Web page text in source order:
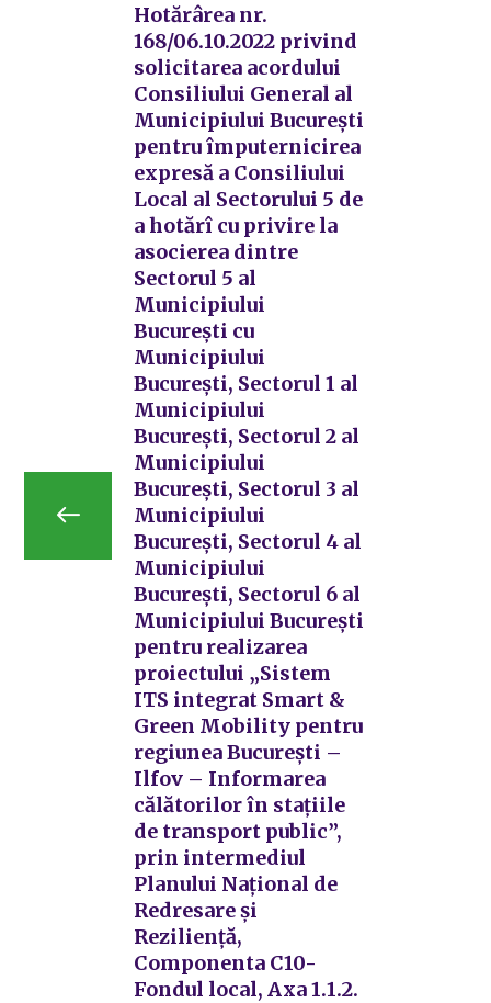
Hotărârea nr.
168/06.10.2022 privind
solicitarea acordului
Consiliului General al
Municipiului București
pentru împuternicirea
expresă a Consiliului
Local al Sectorului 5 de
a hotărî cu privire la
asocierea dintre
Sectorul 5 al
Municipiului
București cu
Municipiului
București, Sectorul 1 al
Municipiului
București, Sectorul 2 al
Municipiului
București, Sectorul 3 al
Municipiului
București, Sectorul 4 al
Municipiului
București, Sectorul 6 al
Municipiului București
pentru realizarea
proiectului „Sistem
ITS integrat Smart &
Green Mobility pentru
regiunea București –
Ilfov – Informarea
călătorilor în stațiile
de transport public”,
prin intermediul
Planului Național de
Redresare și
Reziliență,
Componenta C10-
Fondul local, Axa 1.1.2.